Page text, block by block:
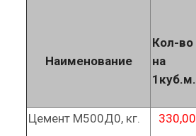
Наименование
Кол-во
на
1куб.м.
Цемент М500Д0, кг. 330,00